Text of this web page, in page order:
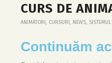
CURS DE
ANIMATORI CURSURI NEWS
Continuăm